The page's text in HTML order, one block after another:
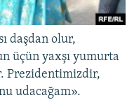
daşdan olur,
üçün yaxşı yumurta
Prezidentimizdir,
udacağam».